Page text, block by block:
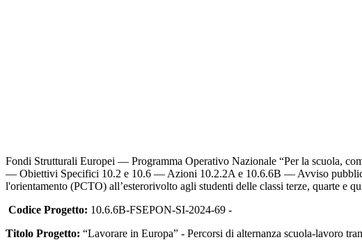
Fondi Strutturali Europei — Programma Operativo Nazionale “Per la scuola,
— Obiettivi Specifici 10.2 e 10.6 — Azioni 10.2.2A e 10.6.6B — Avviso
l'orientamento (PCTO) all’esterorivolto agli studenti delle classi terze, quarte e
Codice Progetto: 10.6.6B-FSEPON-SI-2024-69 -
Titolo Progetto: “Lavorare in Europa” - Percorsi di alternanza scuola-lavoro